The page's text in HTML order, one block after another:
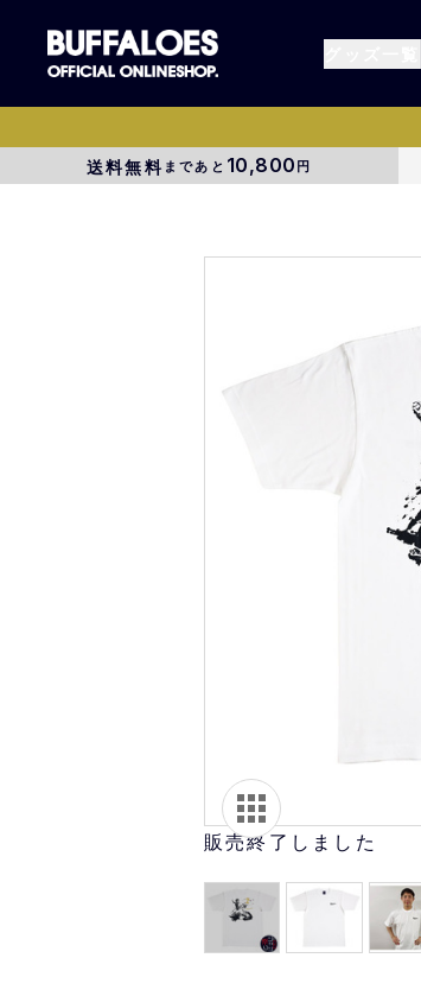
すべてのグッズ
タオル各種
送料無料まであと 10,800円
販売終了しました